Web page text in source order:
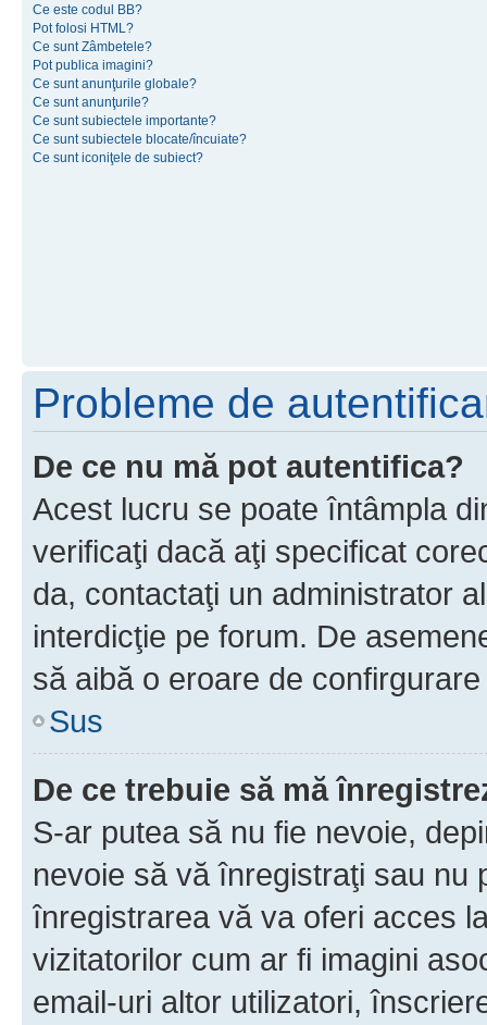
Ce este codul BB?
Pot folosi HTML?
Ce sunt Zâmbetele?
Pot publica imagini?
Ce sunt anunţurile globale?
Ce sunt anunţurile?
Ce sunt subiectele importante?
Ce sunt subiectele blocate/încuiate?
Ce sunt iconiţele de subiect?
Probleme de
De ce nu mă pot autentifica?
Acest lucru se poate întâmpla
verificaţi dacă aţi specificat
da, contactaţi un administrator
interdicţie pe forum. De
să aibă o eroare de
Sus
De ce trebuie să mă
S-ar putea să nu fie nevoie,
nevoie să vă înregistraţi sau nu
înregistrarea vă va oferi acces
vizitatorilor cum ar fi imagini
email-uri altor utilizatori,